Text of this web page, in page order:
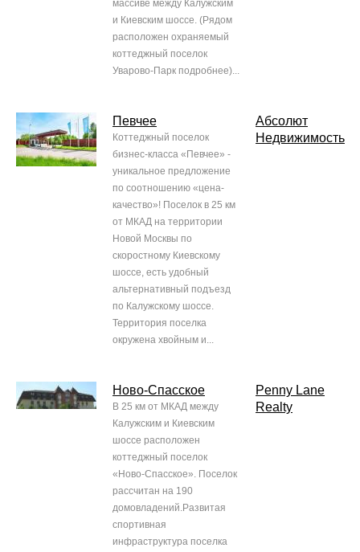
массиве между Калужским
и Киевским шоссе. (Рядом
расположен охраняемый
коттеджный поселок
Уварово-Парк подробнее)...
Певчее
Коттеджный поселок
бизнес-класса «Певчее» -
уникальное предложение
по соотношению «цена-
качество»! Поселок в 25 км
от МКАД на территории
Новой Москвы по
скоростному Киевскому
шоссе, есть удобный
альтернативный подъезд
по Калужскому шоссе.
Территория поселка
окружена хвойным и...
Абсолют
Недвижимость
Ново-Спасское
В 25 км от МКАД между
Калужским и Киевским
шоссе расположен
коттеджный поселок
«Ново-Спасское». Поселок
рассчитан на 190
домовладений.Развитая
спортивная
инфраструктура поселка
Penny Lane
Realty